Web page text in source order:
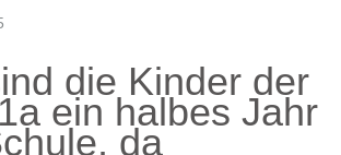
die Kinder der
ein halbes Jahr
da